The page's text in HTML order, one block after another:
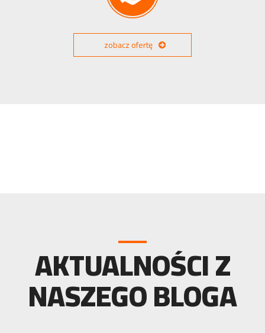
zobacz ofertę
AKTUALNOŚCI Z
NASZEGO BLOGA